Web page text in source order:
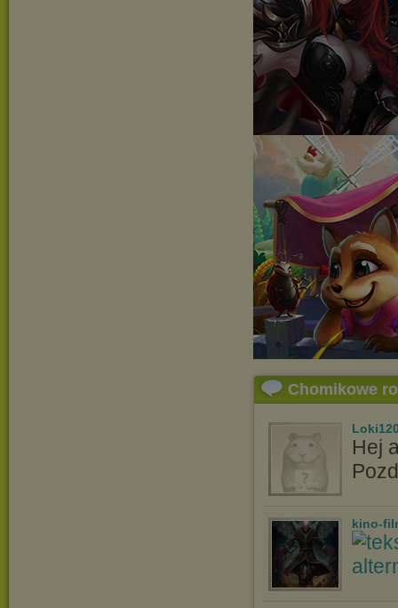
Chomikowe
Hej
kino-